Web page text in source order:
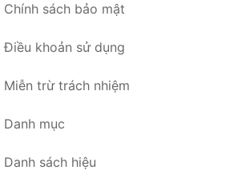
Chính sách bảo mật
Điều khoản sử dụng
Miễn trừ trách nhiệm
Danh mục
Danh sách hiệu